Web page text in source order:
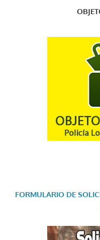
FORMULARIO DE